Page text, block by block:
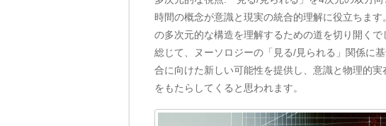
時間の概念が意識と現実の統合的理解に役立ちま
の多次元的な構造を理解するための道を切り開くで
総じて、ヌーソロジーの「見る/見られる」関係に
合に向けた新しい可能性を提供し、意識と物理的
をもたらしてくると思われます。